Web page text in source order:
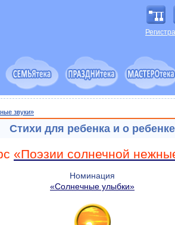
звуки»
Стихи для ребенка и о ребенке
«Поэзии солнечной
Номинация
«Солнечные улыбки»